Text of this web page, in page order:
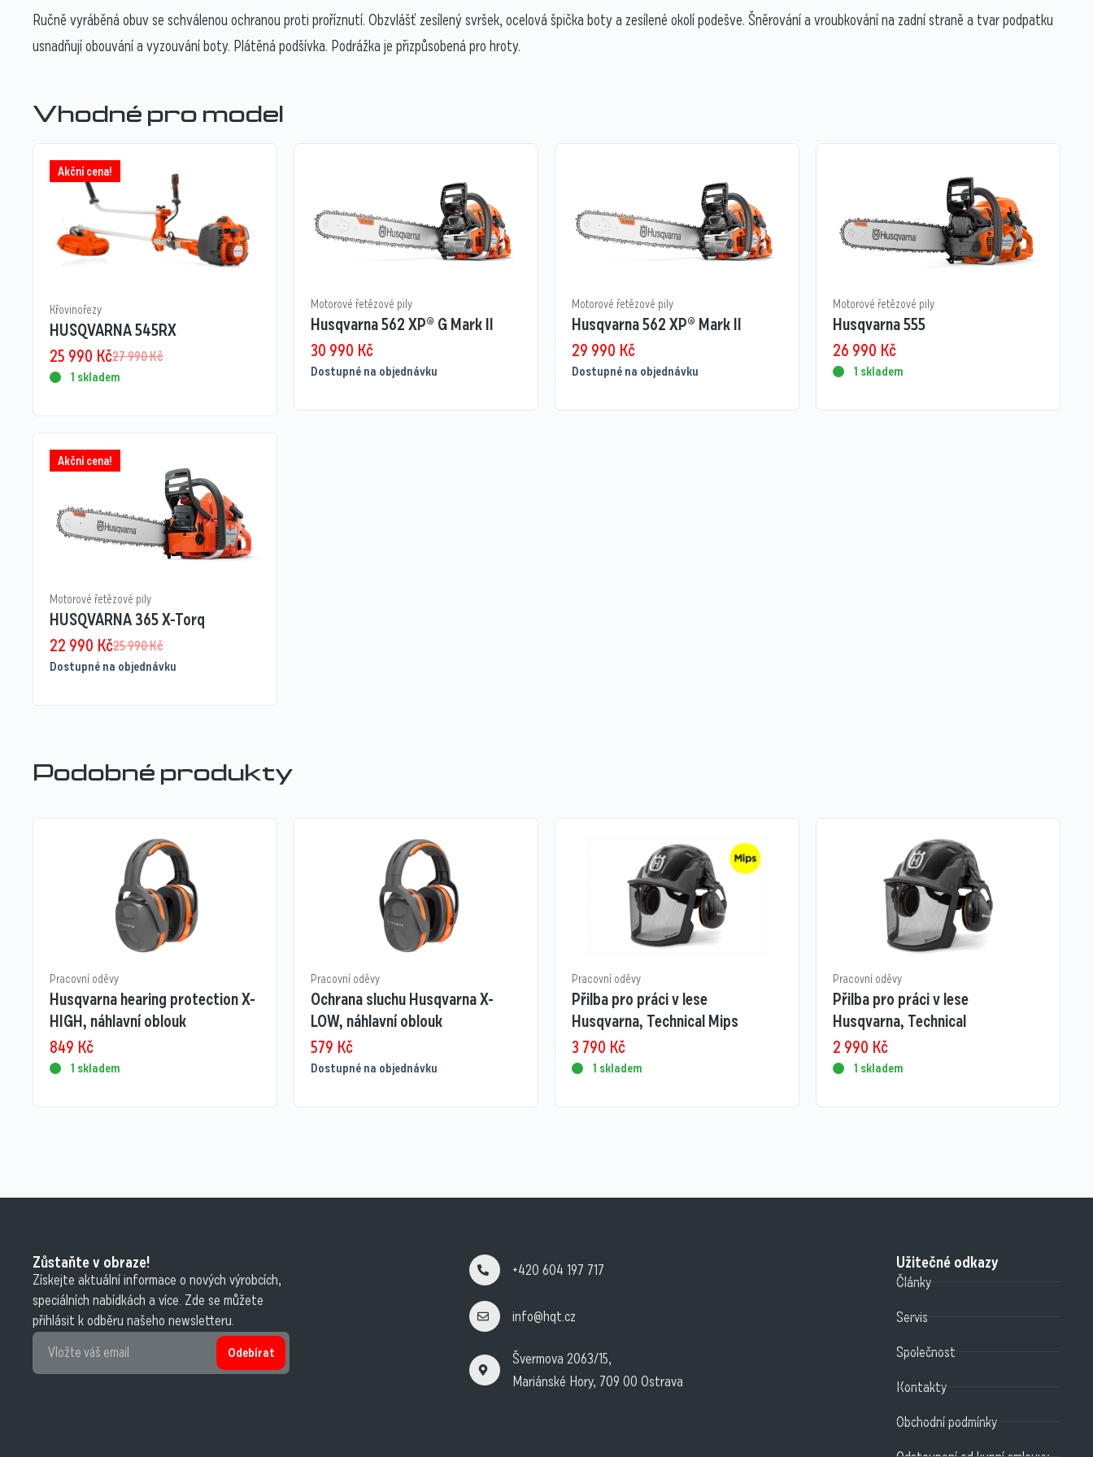
Ručně vyráběná obuv se schválenou ochranou proti proříznutí. Obzvlášť zesílený svršek, ocelová špička boty a zesílené okolí podešve. Šněrování a vroubkování na zadní straně a tvar podpatku
usnadňují obouvání a vyzouvání boty. Plátěná podšívka. Podrážka je přizpůsobená pro hroty.
Vhodné pro model
Akční cena!
Křovinořezy
HUSQVARNA 545RX
27 990Kč
25 990 Kč
1 skladem
Motorové řetězové pily
Husqvarna 562 XP® G Mark II
30 990 Kč
Dostupné na objednávku
Motorové řetězové pily
Husqvarna 562 XP® Mark II
29 990 Kč
Dostupné na objednávku
Motorové řetězové pily
Husqvarna 555
26 990 Kč
1 skladem
Akční cena!
Motorové řetězové pily
HUSQVARNA 365 X-Torq
25 990Kč
22 990 Kč
Dostupné na objednávku
Podobné produkty
Pracovní oděvy
Husqvarna hearing protection X-
HIGH, náhlavní oblouk
849 Kč
1 skladem
Pracovní oděvy
Ochrana sluchu Husqvarna X-
LOW, náhlavní oblouk
579 Kč
Dostupné na objednávku
Pracovní oděvy
Přilba pro práci v lese
Husqvarna, Technical Mips
3 790 Kč
1 skladem
Pracovní oděvy
Přilba pro práci v lese
Husqvarna, Technical
2 990 Kč
1 skladem
Zůstaňte v obraze!
Získejte aktuální informace o nových výrobcích,
speciálních nabídkách a více. Zde se můžete
přihlásit k odběru našeho newsletteru.
Odebírat
+420 604 197 717
info@hqt.cz
Švermova 2063/15,
Mariánské Hory, 709 00 Ostrava
Užitečné odkazy
Články
Servis
Společnost
Kontakty
Obchodní podmínky